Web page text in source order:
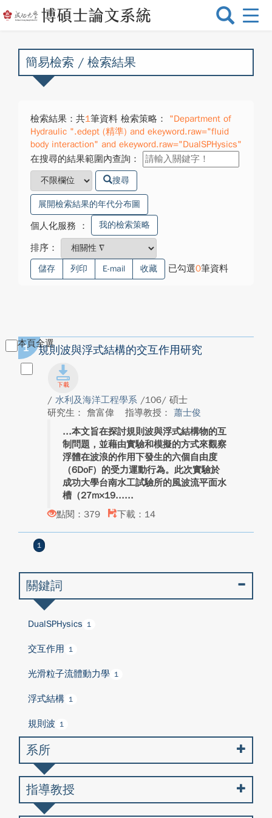
選
換
簡易檢索 / 檢索結果
檢索結果：共1筆資料 檢索策略：
"Department of
Hydraulic ".edept (精準) and ekeyword.raw="fluid
body interaction" and ekeyword.raw="DualSPHysics"
在搜尋的結果範圍內查詢：
搜尋
展開檢索結果的年代分布圖
個人化服務 ： 我的檢索策略
排序：
儲存 列印 E-mail 收藏 已勾選0筆資料
本頁全選
1 規則波與浮式結構的交互作用研究
/ 水利及海洋工程學系 /106/ 碩士
研究生： 詹富偉
指導教授： 蕭士俊
本文旨在探討規則波與浮式結構物的互
制問題，並藉由實驗和模擬的方式來觀察
浮體在波浪的作用下發生的六個自由度
（6DoF）的受力運動行為。此次實驗於
成功大學台南水工試驗所的風波流平面水
槽（27m×19...
點閱：379
下載：14
1
關鍵詞
DualSPHysics 1
交互作用 1
光滑粒子流體動力學 1
浮式結構 1
規則波 1
系所
指導教授